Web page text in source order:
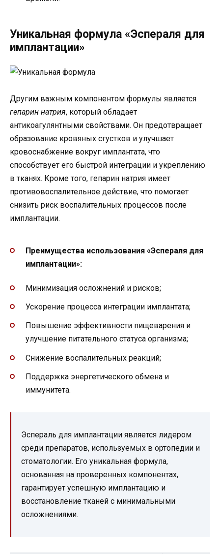
Уникальная формула «Эспераля для
имплантации»
Другим важным компонентом формулы является
гепарин натрия, который обладает
антикоагулянтными свойствами. Он предотвращает
образование кровяных сгустков и улучшает
кровоснабжение вокруг имплантата, что
способствует его быстрой интеграции и укреплению
в тканях. Кроме того, гепарин натрия имеет
противовоспалительное действие, что помогает
снизить риск воспалительных процессов после
имплантации.
Преимущества использования «Эспераля для
имплантации»:
Минимизация осложнений и рисков;
Ускорение процесса интеграции имплантата;
Повышение эффективности пищеварения и
улучшение питательного статуса организма;
Снижение воспалительных реакций;
Поддержка энергетического обмена и
иммунитета.
Эспераль для имплантации является лидером
среди препаратов, используемых в ортопедии и
стоматологии. Его уникальная формула,
основанная на проверенных компонентах,
гарантирует успешную имплантацию и
восстановление тканей с минимальными
осложнениями.